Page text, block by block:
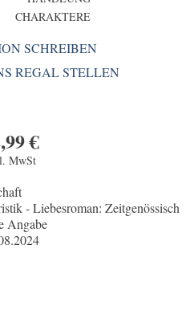
CHARAKTERE
SCHREIBEN
REGAL STELLEN
€
MwSt
- Liebesroman: Zeitgenössisch
Angabe